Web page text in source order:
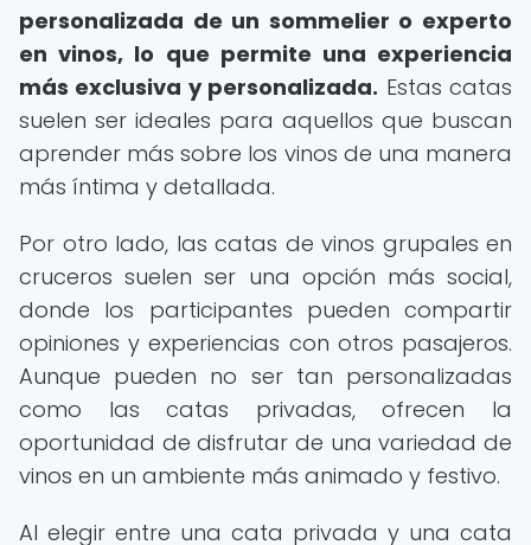
personalizada de un sommelier o experto
en vinos, lo que permite una experiencia
más exclusiva y personalizada. Estas catas
suelen ser ideales para aquellos que buscan
aprender más sobre los vinos de una manera
más íntima y detallada.
Por otro lado, las catas de vinos grupales en
cruceros suelen ser una opción más social,
donde los participantes pueden compartir
opiniones y experiencias con otros pasajeros.
Aunque pueden no ser tan personalizadas
como las catas privadas, ofrecen la
oportunidad de disfrutar de una variedad de
vinos en un ambiente más animado y festivo.
Al elegir entre una cata privada y una cata